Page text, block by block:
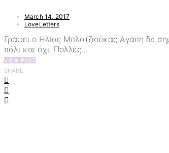
March 14, 2017
LoveLetters
Γράφει ο Ηλίας Μπλατζιούκας Αγάπη δε
πάλι και όχι. Πολλές…
VIEW POST
SHARE